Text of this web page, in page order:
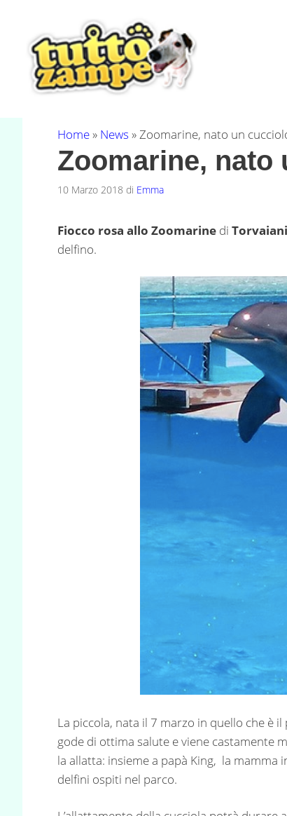
contenuto
Home» News »Zoomarine, nato un
Zoomarine,
10 Marzo 2018 di Emma
Fiocco rosa allo Zoomarine di
delfino.
La piccola, nata il 7 marzo in quello che è
gode di ottima salute e viene castamente
la allatta: insieme a papà King, la
delfini ospiti nel parco.